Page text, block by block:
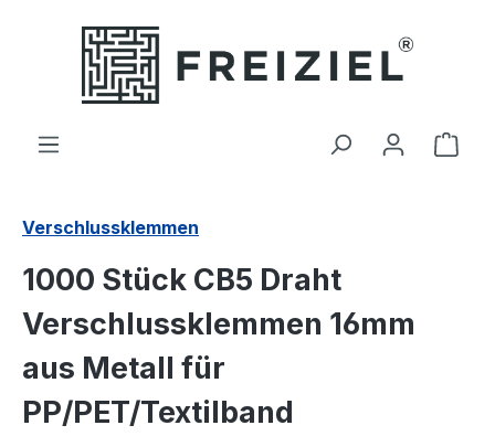
Zum Hauptinhalt springen
Verschlussklemmen
1000 Stück CB5 Draht
Verschlussklemmen 16mm
aus Metall für
PP/PET/Textilband